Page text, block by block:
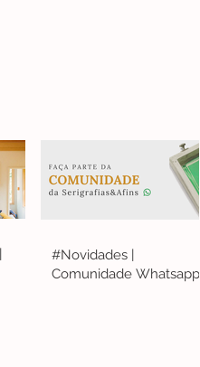
#Novidades |
Comunidade Whatsapp